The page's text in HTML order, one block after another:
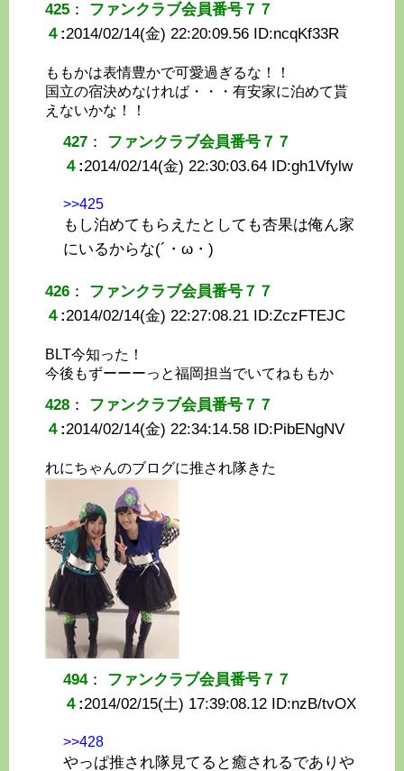
425 ： ファンクラブ会員番号７７
４ :2014/02/14(金) 22:20:09.56 ID:ncqKf33R
ももかは表情豊かで可愛過ぎるな！！
国立の宿決めなければ・・・有安家に泊めて貰
えないかな！！
427 ： ファンクラブ会員番号７７
４ :2014/02/14(金) 22:30:03.64 ID:gh1Vfylw
>>425
もし泊めてもらえたとしても杏果は俺ん家
にいるからな(´・ω・)
426 ： ファンクラブ会員番号７７
４ :2014/02/14(金) 22:27:08.21 ID:ZczFTEJC
BLT今知った！
今後もずーーーっと福岡担当でいてねももか
428 ： ファンクラブ会員番号７７
４ :2014/02/14(金) 22:34:14.58 ID:PibENgNV
れにちゃんのブログに推され隊きた
494： ファンクラブ会員番号７７
４ :2014/02/15(土) 17:39:08.12 ID:nzB/tvOX
>>428
やっぱ推され隊見てると癒されるでありや